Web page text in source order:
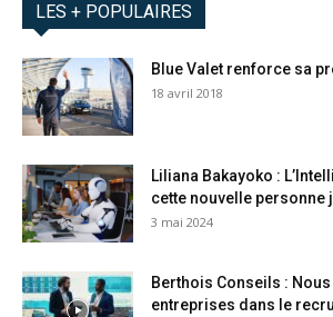
LES + POPULAIRES
Blue Valet renforce sa
18 avril 2018
Liliana Bakayoko :
cette nouvelle personne
3 mai 2024
Berthois Conseils :
entreprises dans le